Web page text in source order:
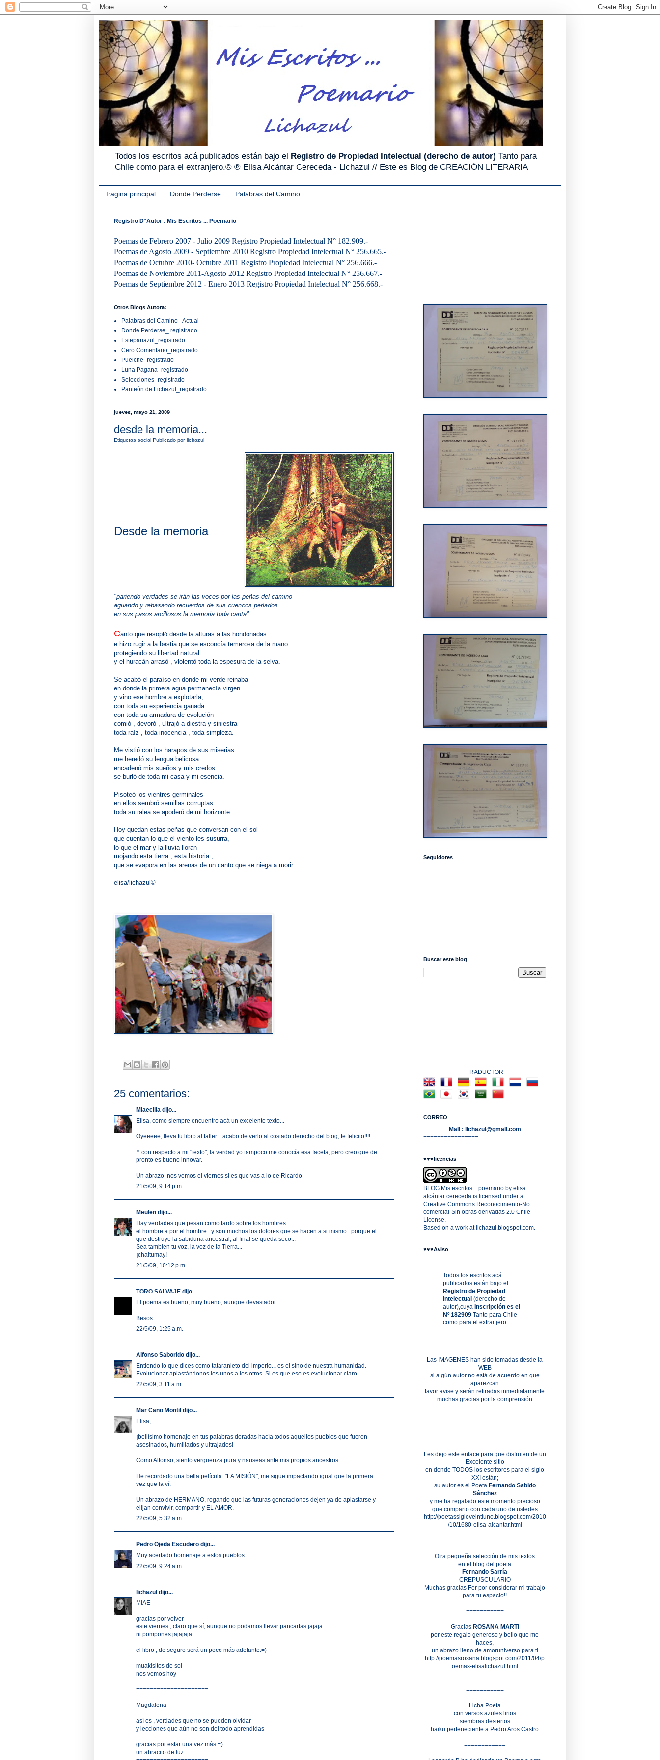
Todos los escritos acá publicados están bajo el Registro de Propiedad Intelectual (derecho de autor) Tanto para
Chile como para el extranjero.© ® Elisa Alcántar Cereceda - Lichazul // Este es Blog de CREACIÓN LITERARIA
Página principal Donde Perderse Palabras del Camino
Registro D°Autor : Mis Escritos ... Poemario
Poemas de Febrero 2007 - Julio 2009 Registro Propiedad Intelectual N° 182.909.-
Poemas de Agosto 2009 - Septiembre 2010 Registro Propiedad Intelectual N° 256.665.-
Poemas de Octubre 2010- Octubre 2011 Registro Propiedad Intelectual N° 256.666.-
Poemas de Noviembre 2011-Agosto 2012 Registro Propiedad Intelectual N° 256.667.-
Poemas de Septiembre 2012 - Enero 2013 Registro Propiedad Intelectual N° 256.668.-
Otros Blogs Autora:
Palabras del Camino_ Actual
Donde Perderse_ registrado
Estepariazul_registrado
Cero Comentario_registrado
Puelche_registrado
Luna Pagana_registrado
Selecciones_registrado
Panteón de Lichazul_registrado
jueves, mayo 21, 2009
desde la memoria...
Etiquetas social Publicado por lichazul
Desde la memoria
"pariendo verdades se irán las voces por las peñas del camino
aguando y rebasando recuerdos de sus cuencos perlados
en sus pasos arcillosos la memoria toda canta"
Canto que resopló desde la alturas a las hondonadas
e hizo rugir a la bestia que se escondía temerosa de la mano
protegiendo su libertad natural
y el huracán arrasó , violentó toda la espesura de la selva.
Se acabó el paraíso en donde mi verde reinaba
en donde la primera agua permanecía virgen
y vino ese hombre a explotarla,
con toda su experiencia ganada
con toda su armadura de evolución
comió , devoró , ultrajó a diestra y siniestra
toda raíz , toda inocencia , toda simpleza.
Me vistió con los harapos de sus miserias
me heredó su lengua belicosa
encadenó mis sueños y mis credos
se burló de toda mi casa y mi esencia.
Pisoteó los vientres germinales
en ellos sembró semillas corruptas
toda su ralea se apoderó de mi horizonte.
Hoy quedan estas peñas que conversan con el sol
que cuentan lo que el viento les susurra,
lo que el mar y la lluvia lloran
mojando esta tierra , esta historia ,
que se evapora en las arenas de un canto que se niega a morir.
elisa/lichazul©
25 comentarios:
Miaecilla dijo...
Elisa, como siempre encuentro acá un excelente texto...
Oyeeeee, lleva tu libro al taller... acabo de verlo al costado derecho del blog, te felicito!!!!
Y con respecto a mi "texto", la verdad yo tampoco me conocía esa faceta, pero creo que de
pronto es bueno innovar.
Un abrazo, nos vemos el viernes si es que vas a lo de Ricardo.
21/5/09, 9:14 p.m.
Meulen dijo...
Hay verdades que pesan como fardo sobre los hombres...
el hombre a por el hombre...y son muchos los dolores que se hacen a si mismo...porque el
que destruye la sabiduria ancestral, al final se queda seco...
Sea tambien tu voz, la voz de la Tierra...
¡chaltumay!
21/5/09, 10:12 p.m.
TORO SALVAJE dijo...
El poema es bueno, muy bueno, aunque devastador.
Besos.
22/5/09, 1:25 a.m.
Alfonso Saborido dijo...
Entiendo lo que dices como tataranieto del imperio... es el sino de nuestra humanidad.
Evolucionar aplastándonos los unos a los otros. Si es que eso es evolucionar claro.
22/5/09, 3:11 a.m.
Mar Cano Montil dijo...
Elisa,
¡bellísimo homenaje en tus palabras doradas hacía todos aquellos pueblos que fueron
asesinados, humillados y ultrajados!
Como Alfonso, siento verguenza pura y naúseas ante mis propios ancestros.
He recordado una bella película: "LA MISIÓN", me sigue impactando igual que la primera
vez que la ví.
Un abrazo de HERMANO, rogando que las futuras generaciones dejen ya de aplastarse y
elijan convivir, compartir y EL AMOR.
22/5/09, 5:32 a.m.
Pedro Ojeda Escudero dijo...
Muy acertado homenaje a estos pueblos.
22/5/09, 9:24 a.m.
lichazul dijo...
MIAE
gracias por volver
este viernes , claro que sí, aunque no podamos llevar pancartas jajaja
ni pompones jajajaja
el libro , de seguro será un poco más adelante:=)
muakisitos de sol
nos vemos hoy
=====================
Magdalena
así es , verdades que no se pueden olvidar
y lecciones que aún no son del todo aprendidas
gracias por estar una vez más:=)
un abracito de luz
Seguidores
Buscar este blog
TRADUCTOR
CORREO
Mail : lichazul@gmail.com
================
♥♥♥licencias
BLOG Mis escritos ...poemario by elisa
alcántar cereceda is licensed under a
Creative Commons Reconocimiento-No
comercial-Sin obras derivadas 2.0 Chile
License.
Based on a work at lichazul.blogspot.com.
♥♥♥Aviso
Todos los escritos acá
publicados están bajo el
Registro de Propiedad
Intelectual (derecho de
autor),cuya Inscripción es el
Nº 182909 Tanto para Chile
como para el extranjero.
Las IMAGENES han sido tomadas desde la
WEB
si algún autor no está de acuerdo en que
aparezcan
favor avise y serán retiradas inmediatamente
muchas gracias por la comprensión
Les dejo este enlace para que disfruten de un
Excelente sitio
en donde TODOS los escritores para el siglo
XXI están;
su autor es el Poeta Fernando Sabido
Sánchez
y me ha regalado este momento precioso
que comparto con cada uno de ustedes
http://poetassigloveintiuno.blogspot.com/2010
/10/1680-elisa-alcantar.html
==========
Otra pequeña selección de mis textos
en el blog del poeta
Fernando Sarría
CREPUSCULARIO
Muchas gracias Fer por considerar mi trabajo
para tu espacio!!
===========
Gracias ROSANA MARTI
por este regalo generoso y bello que me
haces,
un abrazo lleno de amoruniverso para ti
http://poemasrosana.blogspot.com/2011/04/p
oemas-elisalichazul.html
===========
Licha Poeta
con versos azules lirios
siembras desiertos
haiku perteneciente a Pedro Aros Castro
============